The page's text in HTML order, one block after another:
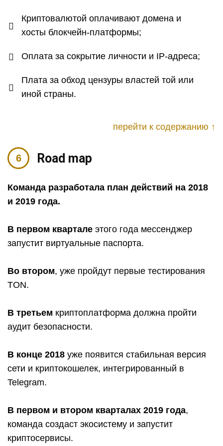
Криптовалютой оплачивают домена и
хосты блокчейн-платформы;
Оплата за сокрытие личности и IP-адреса;
Плата за обход цензуры властей той или
иной страны.
перейти к содержанию ↑
Road map
Команда разработала план действий на 2018
и 2019 года.
В первом квартале этого года мессенджер
запустит виртуальные паспорта.
Во втором, уже пройдут первые тестирования
TON.
В третьем криптоплатформа должна пройти
аудит безопасности.
В конце 2018 уже появится стабильная версия
сети и криптокошелек, интегрированный в
Telegram.
В первом и втором кварталах 2019 года,
команда создаст экосистему и запустит
криптосервисы.